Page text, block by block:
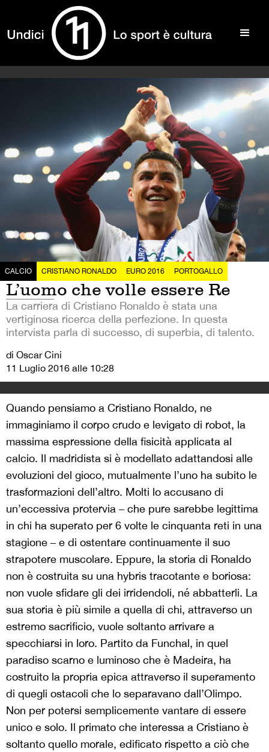
CALCIO CRISTIANO RONALDO EURO 2016 PORTOGALLO
L’uomo che volle essere Re
La carriera di Cristiano Ronaldo è stata una
vertiginosa ricerca della perfezione. In questa
intervista parla di successo, di superbia, di talento.
di Oscar Cini
11 Luglio 2016 alle 10:28
Quando pensiamo a Cristiano Ronaldo, ne
immaginiamo il corpo crudo e levigato di robot, la
massima espressione della fisicità applicata al
calcio. Il madridista si è modellato adattandosi alle
evoluzioni del gioco, mutualmente l’uno ha subito le
trasformazioni dell’altro. Molti lo accusano di
un’eccessiva protervia – che pure sarebbe legittima
in chi ha superato per 6 volte le cinquanta reti in una
stagione – e di ostentare continuamente il suo
strapotere muscolare. Eppure, la storia di Ronaldo
non è costruita su una hybris tracotante e boriosa:
non vuole sfidare gli dei irridendoli, né abbatterli. La
sua storia è più simile a quella di chi, attraverso un
estremo sacrificio, vuole soltanto arrivare a
specchiarsi in loro. Partito da Funchal, in quel
paradiso scarno e luminoso che è Madeira, ha
costruito la propria epica attraverso il superamento
di quegli ostacoli che lo separavano dall’Olimpo.
Non per potersi semplicemente vantare di essere
unico e solo. Il primato che interessa a Cristiano è
soltanto quello morale, edificato rispetto a ciò che